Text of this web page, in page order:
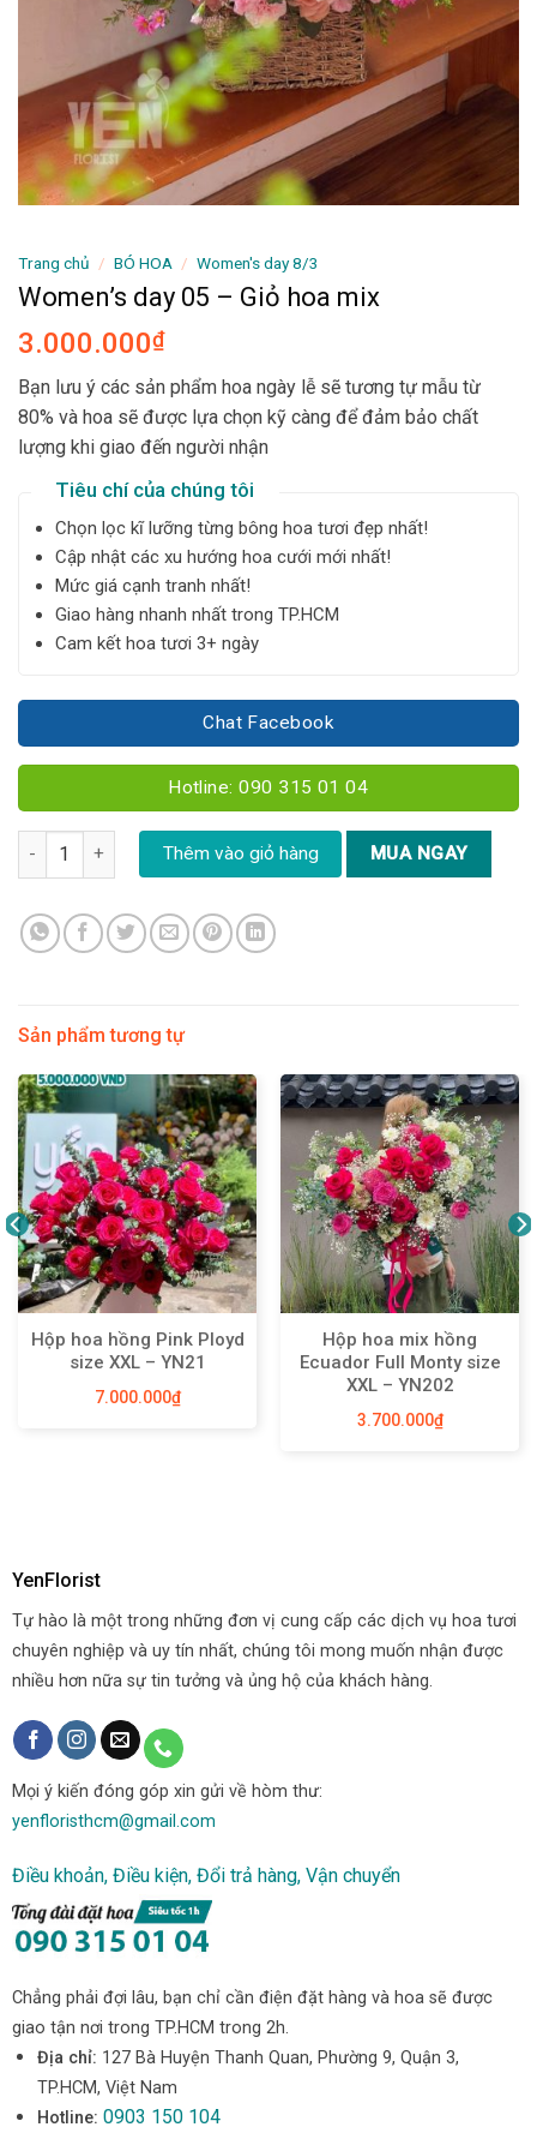
Trang chủ / BÓ HOA / Women's day 8/3
Women’s day 05 – Giỏ hoa mix
3.000.000₫
Bạn lưu ý các sản phẩm hoa ngày lễ sẽ tương tự mẫu từ
80% và hoa sẽ được lựa chọn kỹ càng để đảm bảo chất
lượng khi giao đến người nhận
Tiêu chí của chúng tôi
Chọn lọc kĩ lưỡng từng bông hoa tươi đẹp nhất!
Cập nhật các xu hướng hoa cưới mới nhất!
Mức giá cạnh tranh nhất!
Giao hàng nhanh nhất trong TP.HCM
Cam kết hoa tươi 3+ ngày
Chat Facebook
Hotline: 090 315 01 04
Women's day 05 - Giỏ hoa mix số lượng
Thêm vào giỏ hàng MUA NGAY
Sản phẩm tương tự
Hộp hoa hồng Pink Ployd
size XXL – YN21
7.000.000₫
Hộp hoa mix hồng
Ecuador Full Monty size
XXL – YN202
3.700.000₫
YenFlorist
Tự hào là một trong những đơn vị cung cấp các dịch vụ hoa tươi
chuyên nghiệp và uy tín nhất, chúng tôi mong muốn nhận được
nhiều hơn nữa sự tin tưởng và ủng hộ của khách hàng.
Mọi ý kiến đóng góp xin gửi về hòm thư:
yenfloristhcm@gmail.com
Điều khoản, Điều kiện, Đổi trả hàng, Vận chuyển
Chẳng phải đợi lâu, bạn chỉ cần điện đặt hàng và hoa sẽ được
giao tận nơi trong TP.HCM trong 2h.
Địa chỉ: 127 Bà Huyện Thanh Quan, Phường 9, Quận 3,
TP.HCM, Việt Nam
Hotline: 0903 150 104